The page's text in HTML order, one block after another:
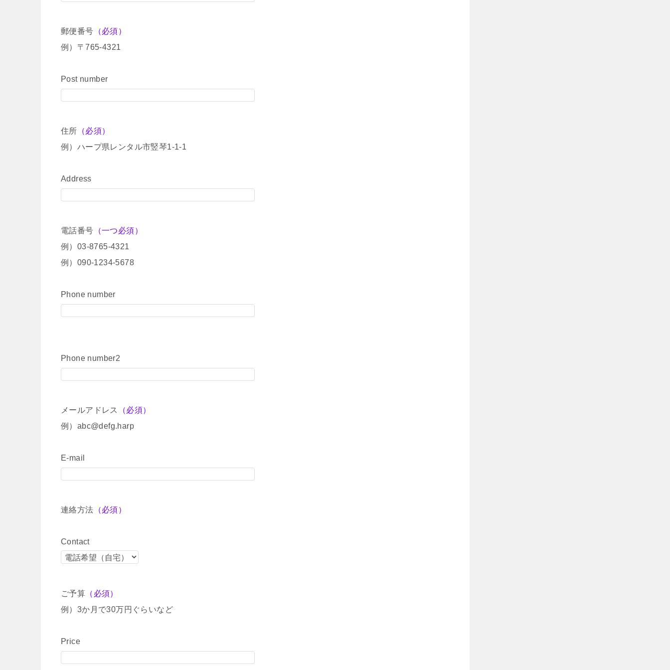
郵便番号 （必須）
例）〒765-4321
Post number
住所 （必須）
例）ハープ県レンタル市竪琴1-1-1
Address
電話番号 （一つ必須）
例）03-8765-4321
例）090-1234-5678
Phone number
Phone number2
メールアドレス
（必須）
例）abc@defg.harp
E-mail
連絡方法 （必須）
Contact
ご予算 （必須）
例）3か月で30万円ぐらいなど
Price